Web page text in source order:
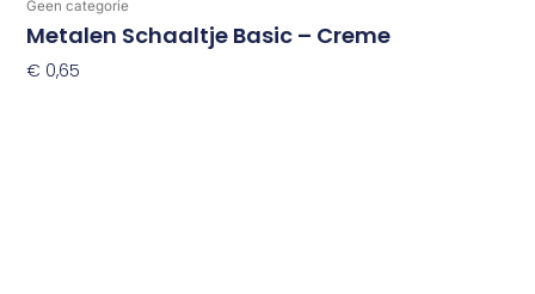
Geen categorie
Metalen Schaaltje Basic – Creme
€ 0,65